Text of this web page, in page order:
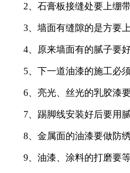
2、石膏板接缝处要上绷
3、墙面有缝隙的是方要
4、原来墙面有的腻子要
5、下一道油漆的施工必
6、亮光、丝光的乳胶漆
7、踢脚线安装好后要用
8、金属面的油漆要做防
9、油漆、涂料的打磨要